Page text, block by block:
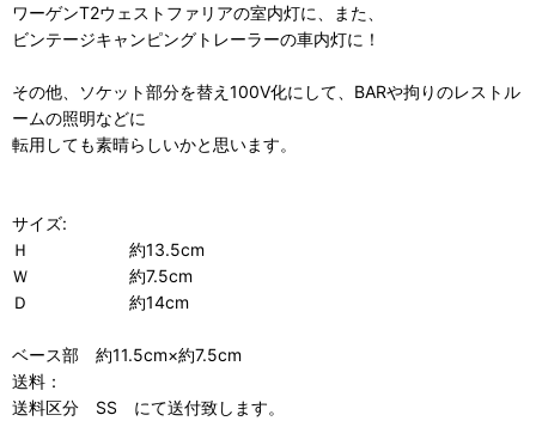
ワーゲンT2ウェストファリアの室内灯に、また、
ビンテージキャンピングトレーラーの車内灯に！
その他、ソケット部分を替え100V化にして、BARや拘りのレストル
ームの照明などに
転用しても素晴らしいかと思います。
サイズ:
Ｈ 約13.5cm
Ｗ 約7.5cm
Ｄ 約14cm
ベース部 約11.5cm×約7.5cm
送料：
送料区分 SS にて送付致します。